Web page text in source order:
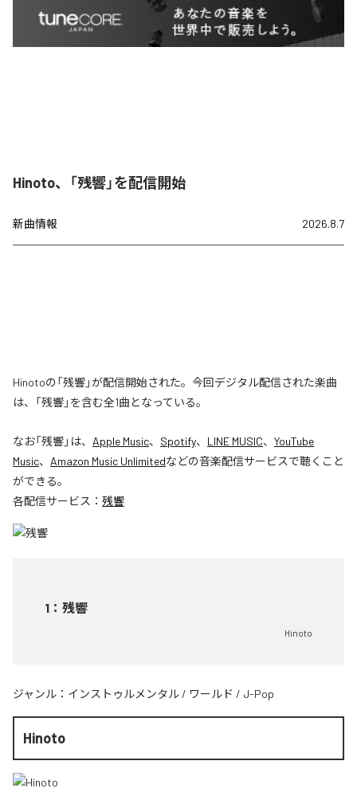
Hinoto、「残響」を配信開始
新曲情報 2026.8.7
Hinotoの「残響」が配信開始された。今回デジタル配信された楽曲
は、「残響」を含む全1曲となっている。
なお「残響」は、 Apple Music、 Spotify、 LINE MUSIC、 YouTube
Music、 Amazon Music Unlimitedなどの音楽配信サービスで聴くこと
ができる。
各配信サービス： 残響
1 ： 残響
Hinoto
ジャンル： インストゥルメンタル / ワールド / J-Pop
Hinoto